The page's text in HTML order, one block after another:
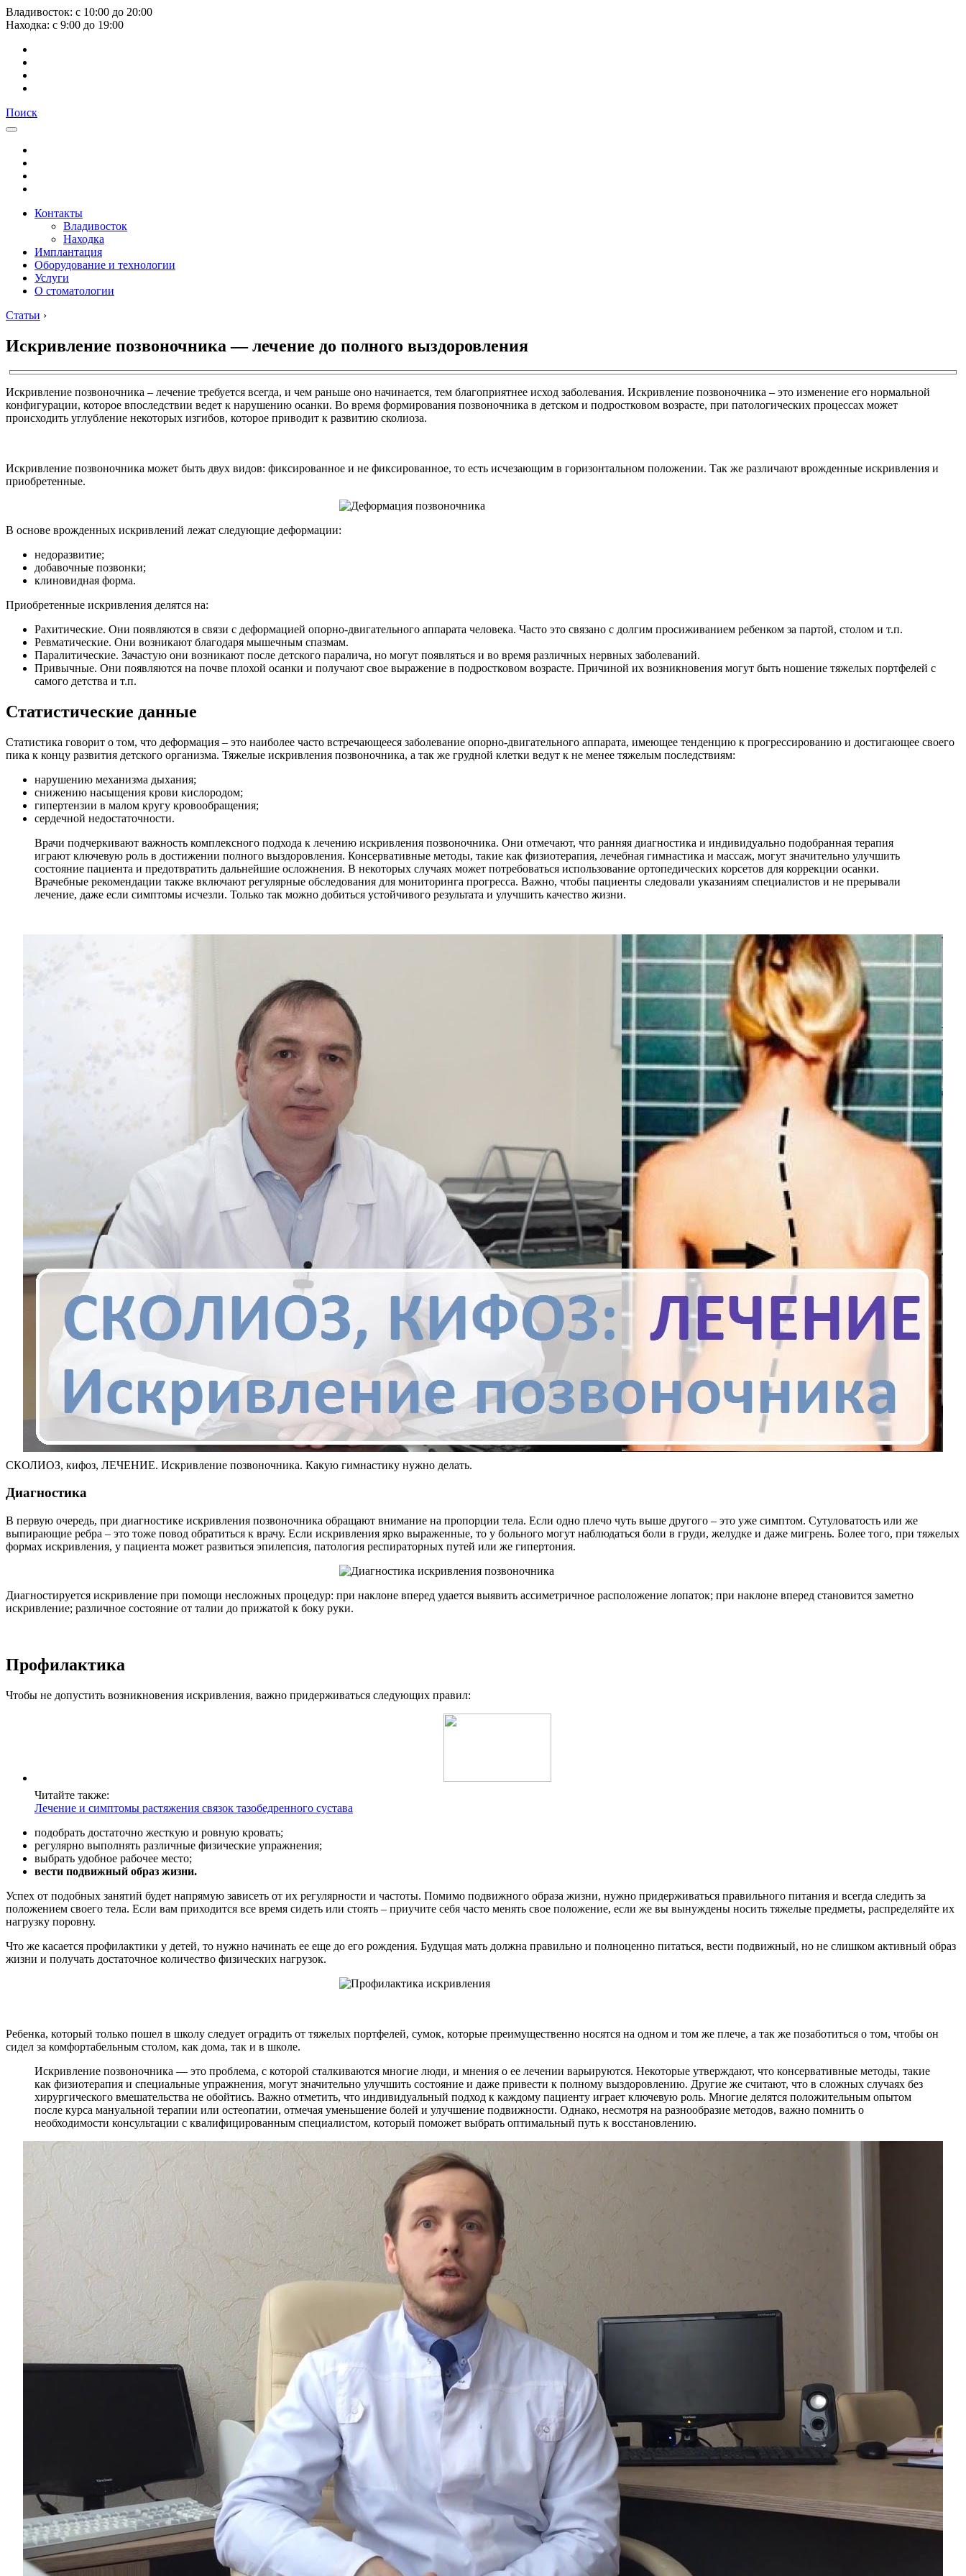
Владивосток: с 10:00 до 20:00
Находка: с 9:00 до 19:00
Поиск
Контакты
Владивосток
Находка
Имплантация
Оборудование и технологии
Услуги
О стоматологии
Статьи ›
Искривление позвоночника — лечение до полного выздоровления
Искривление позвоночника – лечение требуется всегда, и чем раньше оно начинается, тем благоприятнее исход заболевания. Искривление позвоночника – это изменение его нормальной
конфигурации, которое впоследствии ведет к нарушению осанки. Во время формирования позвоночника в детском и подростковом возрасте, при патологических процессах может
происходить углубление некоторых изгибов, которое приводит к развитию сколиоза.
Искривление позвоночника может быть двух видов: фиксированное и не фиксированное, то есть исчезающим в горизонтальном положении. Так же различают врожденные искривления и
приобретенные.
В основе врожденных искривлений лежат следующие деформации:
недоразвитие;
добавочные позвонки;
клиновидная форма.
Приобретенные искривления делятся на:
Рахитические. Они появляются в связи с деформацией опорно-двигательного аппарата человека. Часто это связано с долгим просиживанием ребенком за партой, столом и т.п.
Ревматические. Они возникают благодаря мышечным спазмам.
Паралитические. Зачастую они возникают после детского паралича, но могут появляться и во время различных нервных заболеваний.
Привычные. Они появляются на почве плохой осанки и получают свое выражение в подростковом возрасте. Причиной их возникновения могут быть ношение тяжелых портфелей с
самого детства и т.п.
Статистические данные
Статистика говорит о том, что деформация – это наиболее часто встречающееся заболевание опорно-двигательного аппарата, имеющее тенденцию к прогрессированию и достигающее своего
пика к концу развития детского организма. Тяжелые искривления позвоночника, а так же грудной клетки ведут к не менее тяжелым последствиям:
нарушению механизма дыхания;
снижению насыщения крови кислородом;
гипертензии в малом кругу кровообращения;
сердечной недостаточности.
Врачи подчеркивают важность комплексного подхода к лечению искривления позвоночника. Они отмечают, что ранняя диагностика и индивидуально подобранная терапия
играют ключевую роль в достижении полного выздоровления. Консервативные методы, такие как физиотерапия, лечебная гимнастика и массаж, могут значительно улучшить
состояние пациента и предотвратить дальнейшие осложнения. В некоторых случаях может потребоваться использование ортопедических корсетов для коррекции осанки.
Врачебные рекомендации также включают регулярные обследования для мониторинга прогресса. Важно, чтобы пациенты следовали указаниям специалистов и не прерывали
лечение, даже если симптомы исчезли. Только так можно добиться устойчивого результата и улучшить качество жизни.
СКОЛИОЗ, кифоз, ЛЕЧЕНИЕ. Искривление позвоночника. Какую гимнастику нужно делать.
Диагностика
В первую очередь, при диагностике искривления позвоночника обращают внимание на пропорции тела. Если одно плечо чуть выше другого – это уже симптом. Сутуловатость или же
выпирающие ребра – это тоже повод обратиться к врачу. Если искривления ярко выраженные, то у больного могут наблюдаться боли в груди, желудке и даже мигрень. Более того, при тяжелых
формах искривления, у пациента может развиться эпилепсия, патология респираторных путей или же гипертония.
Диагностируется искривление при помощи несложных процедур: при наклоне вперед удается выявить ассиметричное расположение лопаток; при наклоне вперед становится заметно
искривление; различное состояние от талии до прижатой к боку руки.
Профилактика
Чтобы не допустить возникновения искривления, важно придерживаться следующих правил:
Читайте также:
Лечение и симптомы растяжения связок тазобедренного сустава
подобрать достаточно жесткую и ровную кровать;
регулярно выполнять различные физические упражнения;
выбрать удобное рабочее место;
вести подвижный образ жизни.
Успех от подобных занятий будет напрямую зависеть от их регулярности и частоты. Помимо подвижного образа жизни, нужно придерживаться правильного питания и всегда следить за
положением своего тела. Если вам приходится все время сидеть или стоять – приучите себя часто менять свое положение, если же вы вынуждены носить тяжелые предметы, распределяйте их
нагрузку поровну.
Что же касается профилактики у детей, то нужно начинать ее еще до его рождения. Будущая мать должна правильно и полноценно питаться, вести подвижный, но не слишком активный образ
жизни и получать достаточное количество физических нагрузок.
Ребенка, который только пошел в школу следует оградить от тяжелых портфелей, сумок, которые преимущественно носятся на одном и том же плече, а так же позаботиться о том, чтобы он
сидел за комфортабельным столом, как дома, так и в школе.
Искривление позвоночника — это проблема, с которой сталкиваются многие люди, и мнения о ее лечении варьируются. Некоторые утверждают, что консервативные методы, такие
как физиотерапия и специальные упражнения, могут значительно улучшить состояние и даже привести к полному выздоровлению. Другие же считают, что в сложных случаях без
хирургического вмешательства не обойтись. Важно отметить, что индивидуальный подход к каждому пациенту играет ключевую роль. Многие делятся положительным опытом
после курса мануальной терапии или остеопатии, отмечая уменьшение болей и улучшение подвижности. Однако, несмотря на разнообразие методов, важно помнить о
необходимости консультации с квалифицированным специалистом, который поможет выбрать оптимальный путь к восстановлению.